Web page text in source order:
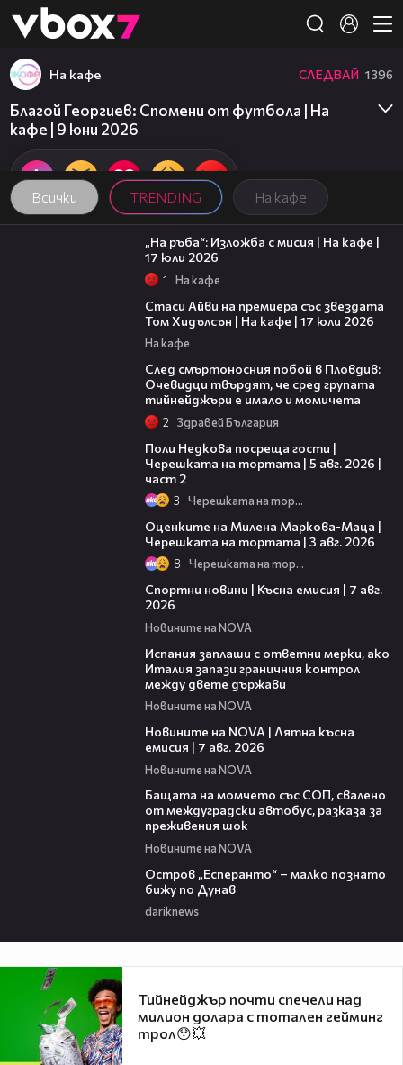
👾
Всички TRENDING На кафе
На кафе СЛЕДВАЙ 1396
Благой Георгиев: Спомени от футбола | На
кафе | 9 юни 2026
09:09
„На ръба“: Изложба с мисия | На кафе |
17 юли 2026
1 На кафе
Стаси Айви на премиера със звездата
Том Хидълсън | На кафе | 17 юли 2026
На кафе
След смъртоносния побой в Пловдив:
Очевидци твърдят, че сред групата
тийнейджъри е имало и момичета
2 Здравей България
Поли Недкова посреща гости |
Черешката на тортата | 5 авг. 2026 |
част 2
3 Черешката на тортата
Оценките на Милена Маркова-Маца |
Черешката на тортата | 3 авг. 2026
8 Черешката на тортата
Спортни новини | Късна емисия | 7 авг.
2026
Новините на NOVA
Испания заплаши с ответни мерки, ако
Италия запази граничния контрол
между двете държави
Новините на NOVA
Новините на NOVA | Лятна късна
емисия | 7 авг. 2026
Новините на NOVA
Бащата на момчето със СОП, свалено
от междуградски автобус, разказа за
преживения шок
Новините на NOVA
Остров „Есперанто“ – малко познато
бижу по Дунав
dariknews
Тийнейджър почти спечели над
милион долара с тотален гейминг
трол😯💥